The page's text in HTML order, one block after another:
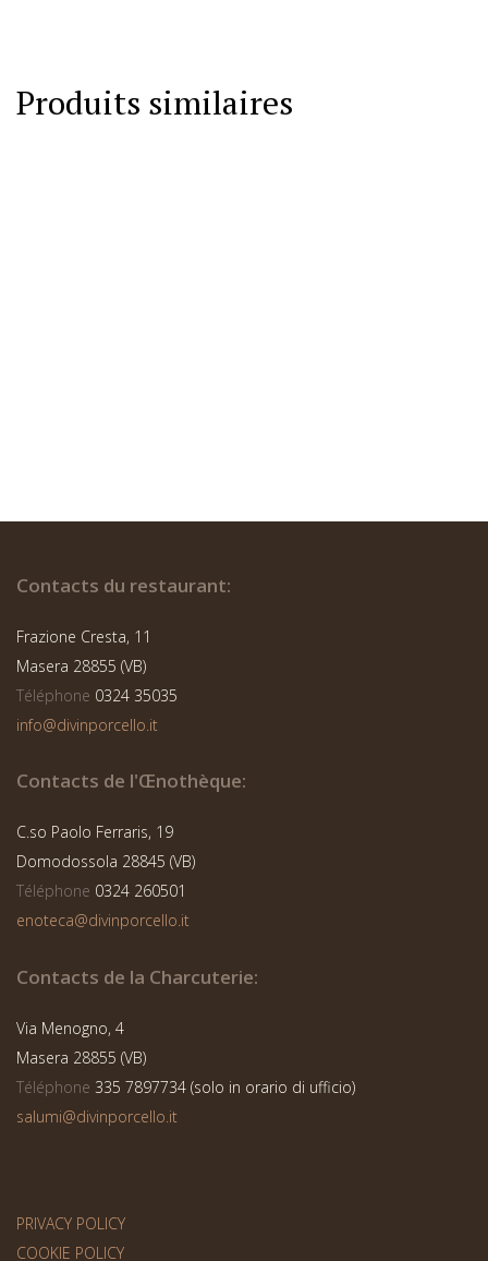
Produits similaires
18,00
Lire la suite
Contacts du restaurant:
Frazione Cresta, 11
Masera 28855 (VB)
Téléphone 0324 35035
info@divinporcello.it
Contacts de l'Œnothèque:
C.so Paolo Ferraris, 19
Domodossola 28845 (VB)
Téléphone 0324 260501
enoteca@divinporcello.it
Contacts de la Charcuterie:
Via Menogno, 4
Masera 28855 (VB)
Téléphone 335 7897734 (solo in orario di ufficio)
salumi@divinporcello.it
PRIVACY POLICY
COOKIE POLICY